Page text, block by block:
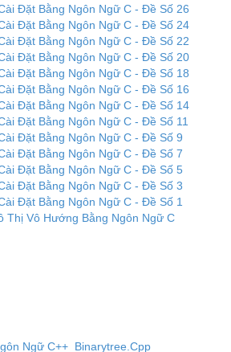
Đặt Bằng Ngôn Ngữ C - Đề Số 26
Đặt Bằng Ngôn Ngữ C - Đề Số 24
Đặt Bằng Ngôn Ngữ C - Đề Số 22
Đặt Bằng Ngôn Ngữ C - Đề Số 20
Đặt Bằng Ngôn Ngữ C - Đề Số 18
Đặt Bằng Ngôn Ngữ C - Đề Số 16
Đặt Bằng Ngôn Ngữ C - Đề Số 14
Đặt Bằng Ngôn Ngữ C - Đề Số 11
Đặt Bằng Ngôn Ngữ C - Đề Số 9
Đặt Bằng Ngôn Ngữ C - Đề Số 7
Đặt Bằng Ngôn Ngữ C - Đề Số 5
Đặt Bằng Ngôn Ngữ C - Đề Số 3
Đặt Bằng Ngôn Ngữ C - Đề Số 1
Vô Hướng Bằng Ngôn Ngữ C
Ngữ C++ Binarytree.Cpp